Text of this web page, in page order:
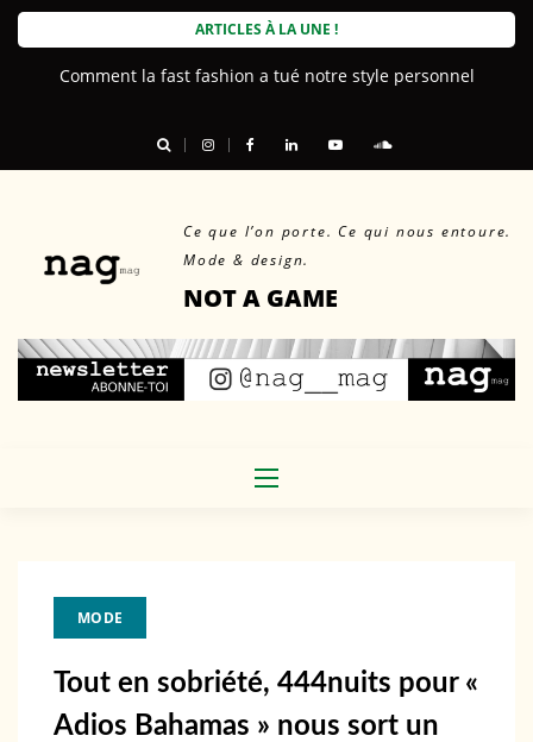
Skip
ARTICLES À LA UNE !
Comment la fast fashion a tué notre style personnel
Ce que l’on porte. Ce qui nous entoure.
Mode & design.
NOT A GAME
MODE
Tout en sobriété, 444nuits pour «
Adios Bahamas » nous sort un